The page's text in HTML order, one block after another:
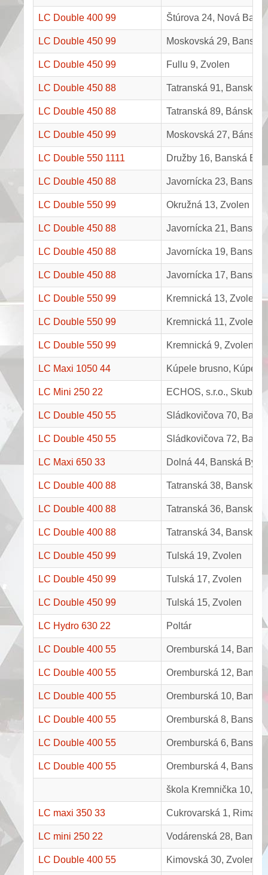
LC Double 400 99 Štúrova 24, Nová Baňa
LC Double 450 99 Moskovská 29, Banská
LC Double 450 99 Fullu 9, Zvolen
LC Double 450 88 Tatranská 91, Banská
LC Double 450 88 Tatranská 89, Bánská
LC Double 450 99 Moskovská 27, Bánská
LC Double 550 1111 Družby 16, Banská
LC Double 450 88 Javornícka 23, Banská
LC Double 550 99 Okružná 13, Zvolen
LC Double 450 88 Javornícka 21, Banská
LC Double 450 88 Javornícka 19, Banská
LC Double 450 88 Javornícka 17, Banská
LC Double 550 99 Kremnická 13, Zvolen
LC Double 550 99 Kremnická 11, Zvolen
LC Double 550 99 Kremnická 9, Zvolen
LC Maxi 1050 44 Kúpele brusno,
LC Mini 250 22 ECHOS, s.r.o.,
LC Double 450 55 Sládkovičova 70,
LC Double 450 55 Sládkovičova 72,
LC Maxi 650 33 Dolná 44, Banská
LC Double 400 88 Tatranská 38, Banská
LC Double 400 88 Tatranská 36, Banská
LC Double 400 88 Tatranská 34, Banská
LC Double 450 99 Tulská 19, Zvolen
LC Double 450 99 Tulská 17, Zvolen
LC Double 450 99 Tulská 15, Zvolen
LC Hydro 630 22 Poltár
LC Double 400 55 Oremburská 14,
LC Double 400 55 Oremburská 12,
LC Double 400 55 Oremburská 10,
LC Double 400 55 Oremburská 8, Banská
LC Double 400 55 Oremburská 6, Banská
LC Double 400 55 Oremburská 4, Banská
škola Kremnička 10,
LC maxi 350 33 Cukrovarská 1,
LC mini 250 22 Vodárenská 28,
LC Double 400 55 Kimovská 30, Zvolen